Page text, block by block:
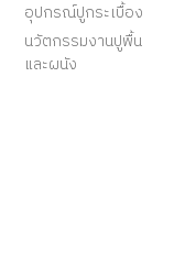
อุปกรณ์ปูกระเบื้อง
นวัตกรรมงานปูพื้น
และผนัง